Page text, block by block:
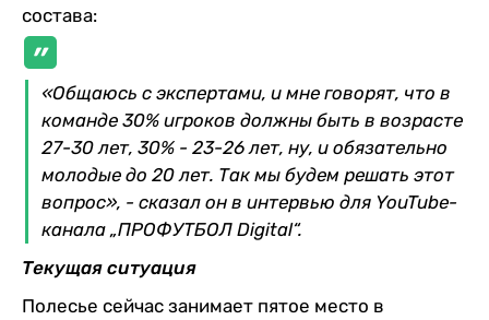
состава:
«Общаюсь с экспертами, и мне говорят, что в
команде 30% игроков должны быть в возрасте
27-30 лет, 30% - 23-26 лет, ну, и обязательно
молодые до 20 лет. Так мы будем решать этот
вопрос», - сказал он в интервью для YouTube-
канала „ПРОФУТБОЛ Digital“.
Текущая ситуация
Полесье сейчас занимает пятое место в